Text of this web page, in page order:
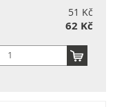
51 Kč
62 Kč